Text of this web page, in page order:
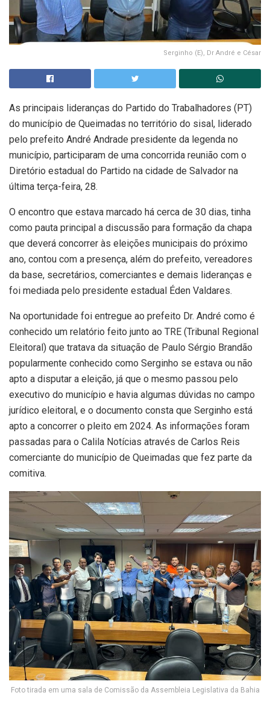
Serginho (E), Dr André e César
As principais lideranças do Partido do Trabalhadores (PT)
do município de Queimadas no território do sisal, liderado
pelo prefeito André Andrade presidente da legenda no
município, participaram de uma concorrida reunião com o
Diretório estadual do Partido na cidade de Salvador na
última terça-feira, 28.
O encontro que estava marcado há cerca de 30 dias, tinha
como pauta principal a discussão para formação da chapa
que deverá concorrer às eleições municipais do próximo
ano, contou com a presença, além do prefeito, vereadores
da base, secretários, comerciantes e demais lideranças e
foi mediada pelo presidente estadual Éden Valdares.
Na oportunidade foi entregue ao prefeito Dr. André como é
conhecido um relatório feito junto ao TRE (Tribunal Regional
Eleitoral) que tratava da situação de Paulo Sérgio Brandão
popularmente conhecido como Serginho se estava ou não
apto a disputar a eleição, já que o mesmo passou pelo
executivo do município e havia algumas dúvidas no campo
jurídico eleitoral, e o documento consta que Serginho está
apto a concorrer o pleito em 2024. As informações foram
passadas para o Calila Notícias através de Carlos Reis
comerciante do município de Queimadas que fez parte da
comitiva.
Foto tirada em uma sala de Comissão da Assembleia Legislativa da Bahia